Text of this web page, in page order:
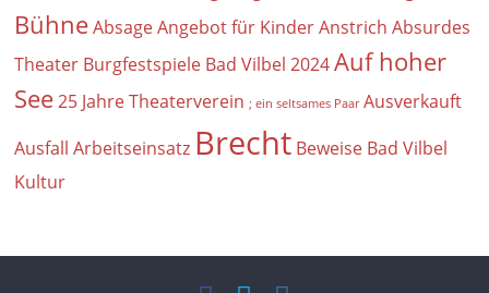
Bühne Absage Angebot für Kinder Anstrich Absurdes
Theater Burgfestspiele Bad Vilbel 2024 Auf hoher
See 25 Jahre Theaterverein ; ein seltsames Paar Ausverkauft
Ausfall Arbeitseinsatz Brecht Beweise Bad Vilbel
Kultur